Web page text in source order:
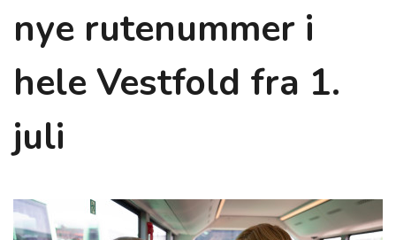
nye rutenummer i
hele Vestfold fra 1.
juli